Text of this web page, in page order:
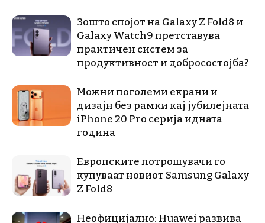
Зошто спојот на Galaxy Z Fold8 и
Galaxy Watch9 претставува
практичен систем за
продуктивност и добросостојба?
Можни поголеми екрани и
дизајн без рамки кај јубилејната
iPhone 20 Pro серија идната
година
Европските потрошувачи го
купуваат новиот Samsung Galaxy
Z Fold8
Неофицијално: Huawei развива